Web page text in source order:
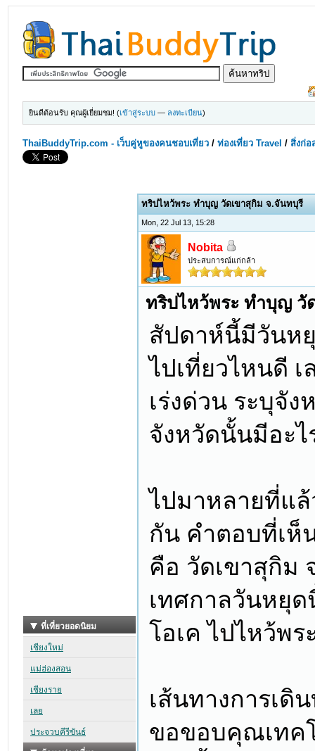
ยินดีต้อนรับ คุณผู้เยี่ยมชม! (เข้าสู่ระบบ — ลงทะเบียน)
ThaiBuddyTrip.com - เว็บคู่หูของคนชอบเที่ยว /ท่องเที่ยว Travel /สิ่งก่อ
ทริปไหว้พระ ทำบุญ วัดเขาสุกิม จ.จันทบุรี
Mon, 22 Jul 13, 15:28
Nobita
ประสบการณ์แก่กล้า
ทริปไหว้พระ ทำบุญ วั
สัปดาห์นี้มีวันห
ไปเที่ยวไหนดี
เร่งด่วน ระบุจั
จังหวัดนั้นมีอะไ
ไปมาหลายที่แ
กัน คำตอบที่เห็
คือ วัดเขาสุกิม
เทศกาลวันหยุ
โอเค ไปไหว้พ
เส้นทางการเดิ
ขอขอบคุณเทค